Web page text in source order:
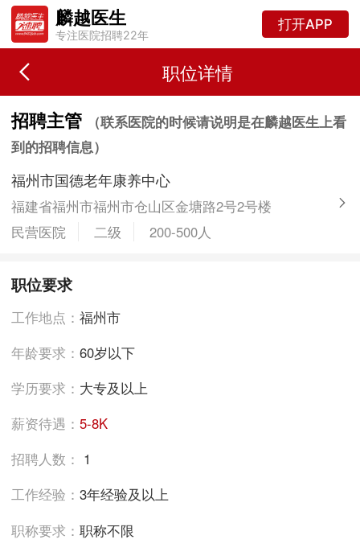
麟越医生
专注医院招聘22年
打开APP
职位详情
招聘主管
（联系医院的时候请说明是在麟越医生上看
到的招聘信息）
福州市国德老年康养中心
福建省福州市福州市仓山区金塘路2号2号楼
民营医院
二级 200-500人
职位要求
工作地点：福州市
年龄要求：60岁以下
学历要求： 大专及以上
薪资待遇：5-8K
招聘人数： 1
工作经验：3年经验及以上
职称要求：职称不限